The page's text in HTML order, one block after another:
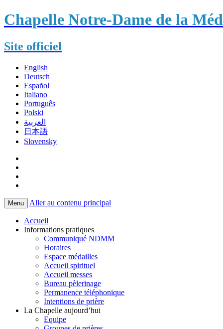
Chapelle Notre-Dame de la
Site officiel
English
Deutsch
Español
Italiano
Português
Polski
العربية
日本語
Slovensky
Menu Aller au contenu principal
Accueil
Informations pratiques
Communiqué NDMM
Horaires
Espace médailles
Accueil spirituel
Accueil messes
Bureau pèlerinage
Permanence téléphonique
Intentions de prière
La Chapelle aujourd’hui
Equipe